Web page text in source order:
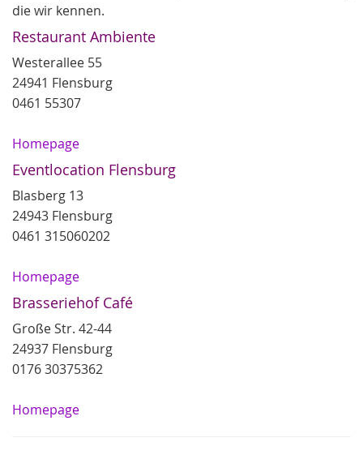
die wir kennen.
Restaurant Ambiente
Westerallee 55
24941 Flensburg
0461 55307
Homepage
Eventlocation Flensburg
Blasberg 13
24943 Flensburg
0461 315060202
Homepage
Brasseriehof Café
Große Str. 42-44
24937 Flensburg
0176 30375362
Homepage